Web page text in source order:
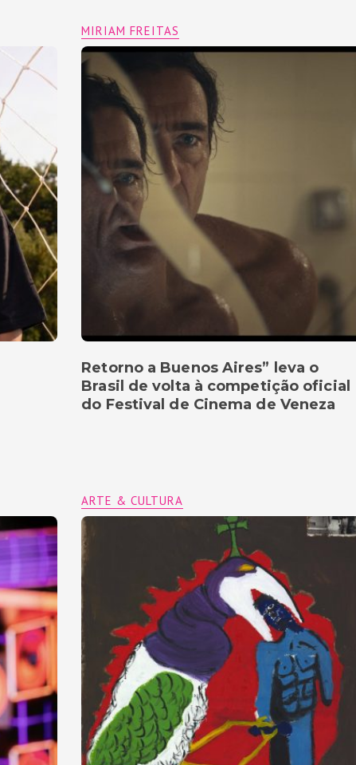
MIRIAM FREITAS
Retorno a Buenos Aires” leva o
Brasil de volta à competição oficial
do Festival de Cinema de Veneza
ARTE & CULTURA